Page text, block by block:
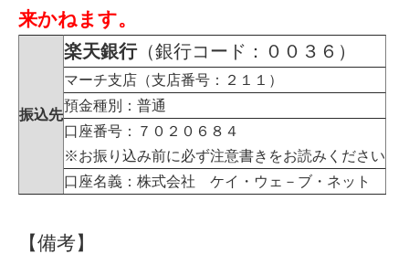
来かねます。
振込先
楽天銀行（銀行コード：００３６）
マーチ支店（支店番号：２１１）
預金種別：普通
口座番号：７０２０６８４
※お振り込み前に必ず注意書きをお読みください
口座名義：株式会社 ケイ・ウェ－ブ・ネット
【備考】